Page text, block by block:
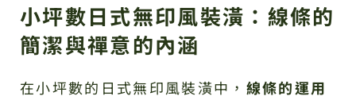
小坪數日式無印風裝潢：線條的
簡潔與禪意的內涵
在小坪數的日式無印風裝潢中， 線條的運用